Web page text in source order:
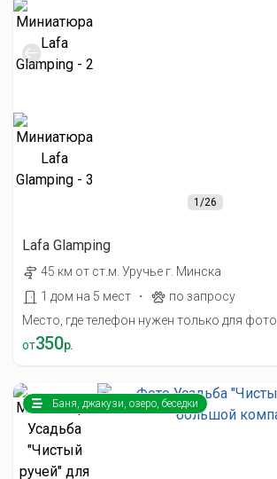
1/26
Lafa Glamping
45 км от ст.м. Уручье г. Минска
1 дом на 5 мест
·
по запросу
Место, где телефон нужен только для фото.
от350р.
Баня, джакузи, озеро, беседки